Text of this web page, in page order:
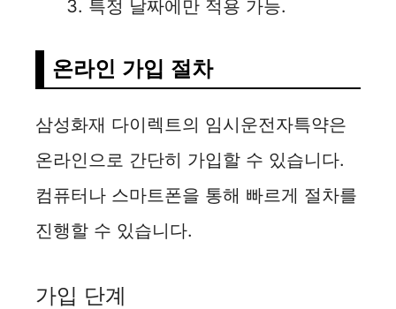
특정 날짜에만 적용 가능.
온라인 가입 절차
삼성화재 다이렉트의 임시운전자특약은
온라인으로 간단히 가입할 수 있습니다.
컴퓨터나 스마트폰을 통해 빠르게 절차를
진행할 수 있습니다.
가입 단계